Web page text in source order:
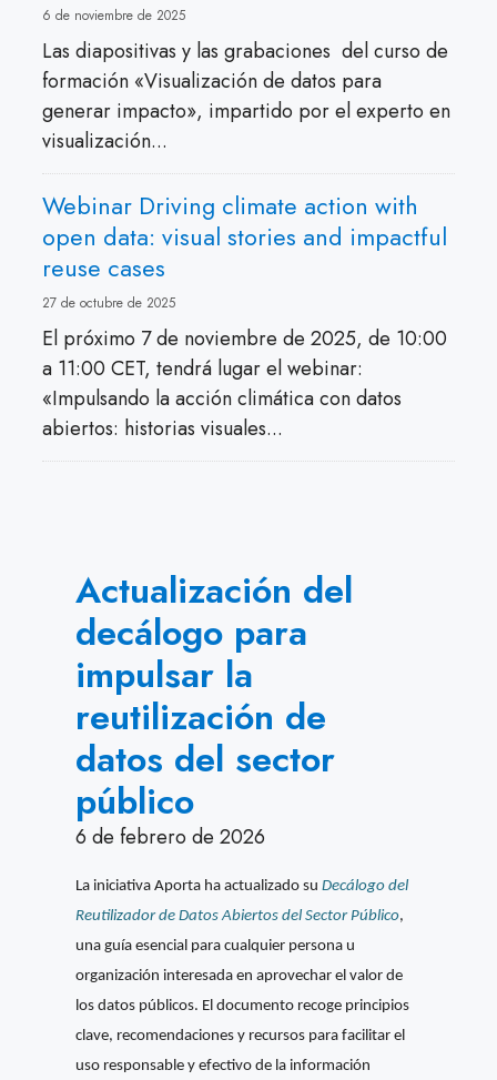
6 de noviembre de 2025
Las diapositivas y las grabaciones del curso de
formación «Visualización de datos para
generar impacto», impartido por el experto en
visualización...
Webinar Driving climate action with
open data: visual stories and impactful
reuse cases
27 de octubre de 2025
El próximo 7 de noviembre de 2025, de 10:00
a 11:00 CET, tendrá lugar el webinar:
«Impulsando la acción climática con datos
abiertos: historias visuales...
Actualización del
decálogo para
impulsar la
reutilización de
datos del sector
público
6 de febrero de 2026
La iniciativa Aporta ha actualizado suDecálogo del
Reutilizador de Datos Abiertos del Sector Público,
una guía esencial para cualquier persona u
organización interesada en aprovechar el valor de
los datos públicos. El documento recoge principios
clave, recomendaciones y recursos para facilitar el
uso responsable y efectivo de la información